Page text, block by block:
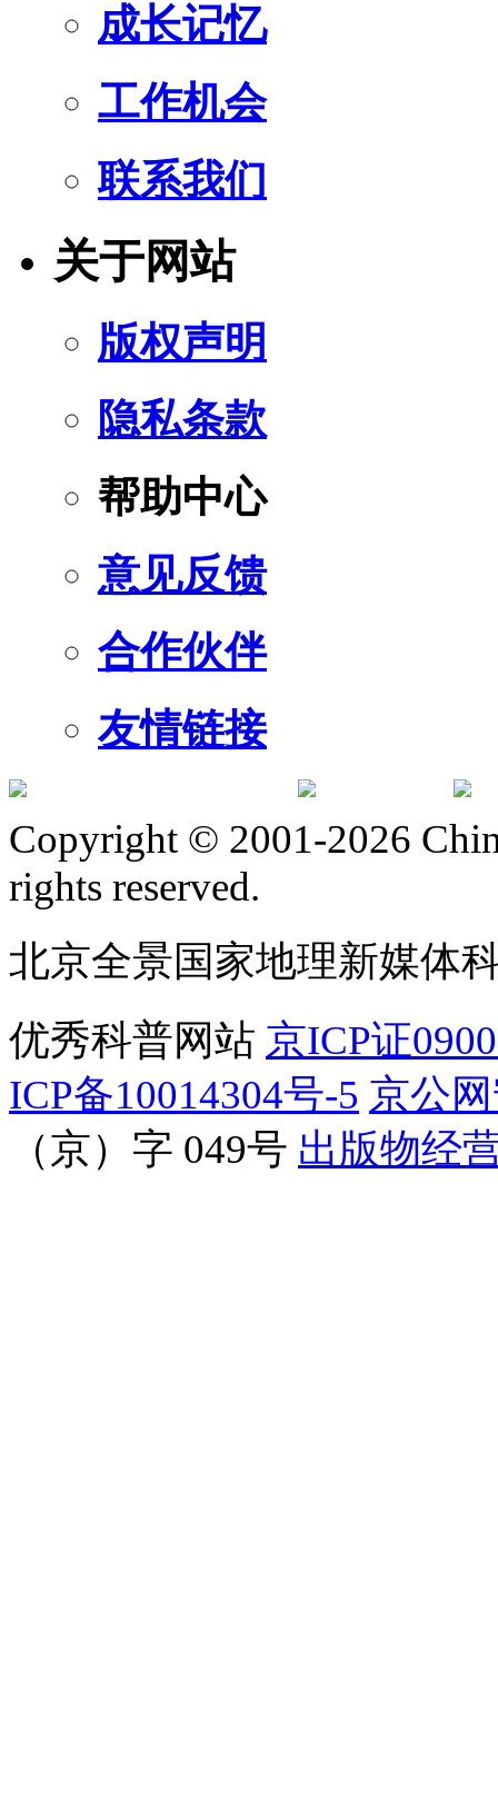
成长记忆
工作机会
联系我们
关于网站
版权声明
隐私条款
帮助中心
意见反馈
合作伙伴
友情链接
Copyright © 2001-2026
rights reserved.
北京全景国家地理新媒体
优秀科普网站 京ICP证
ICP备10014304号-5 京公
（京）字 049号 出版物经